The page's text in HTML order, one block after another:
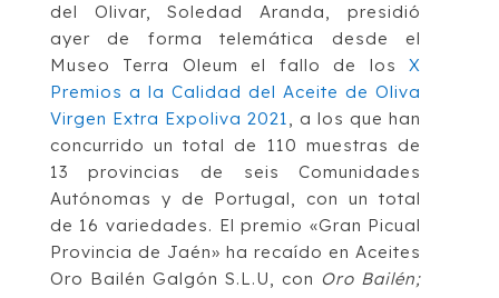
del Olivar, Soledad Aranda, presidió
ayer de forma telemática desde el
Museo Terra Oleum el fallo de losX
Premios a la Calidad del Aceite de Oliva
Virgen Extra Expoliva 2021, a los que han
concurrido un total de 110 muestras de
13 provincias de seis Comunidades
Autónomas y de Portugal, con un total
de 16 variedades. El premio «Gran Picual
Provincia de Jaén» ha recaído en Aceites
Oro Bailén Galgón S.L.U, con Oro Bailén;